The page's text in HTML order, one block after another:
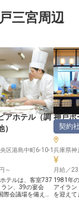
置する「セトレハ
路」。自然に囲ま
くお仕事
した。大
時点の情
三宮周辺
アホテル（調
）
区港島中町6-10-1
～
テルは、客室737
ン、39の宴会
会議場を備える
神戸ポ
理部門
契約社
兵庫県神
月給／
1981年
アイラン
を迎えて